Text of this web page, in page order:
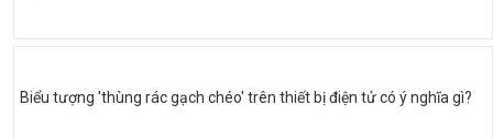
Biểu tượng 'thùng rác gạch chéo' trên thiết bị điện tử có ý nghĩa gì?